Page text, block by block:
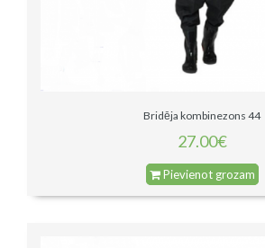
Bridēja kombinezons 44
27.00€
Pievienot grozam